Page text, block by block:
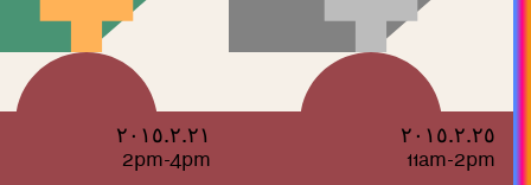
٢٠١٥.٢.٢٥
11am-2pm
٢٠١٥.٢.٢١
2pm-4pm